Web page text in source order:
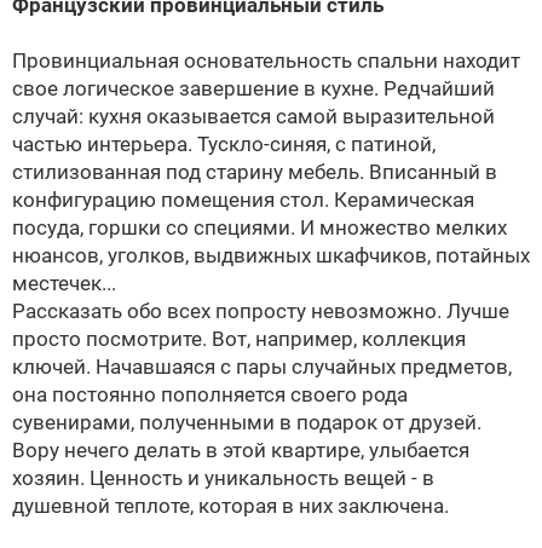
Французский провинциальный стиль
Провинциальная основательность спальни находит
свое логическое завершение в кухне. Редчайший
случай: кухня оказывается самой выразительной
частью интерьера. Тускло-синяя, с патиной,
стилизованная под старину мебель. Вписанный в
конфигурацию помещения стол. Керамическая
посуда, горшки со специями. И множество мелких
нюансов, уголков, выдвижных шкафчиков, потайных
местечек...
Рассказать обо всех попросту невозможно. Лучше
просто посмотрите. Вот, например, коллекция
ключей. Начавшаяся с пары случайных предметов,
она постоянно пополняется своего рода
сувенирами, полученными в подарок от друзей.
Вору нечего делать в этой квартире, улыбается
хозяин. Ценность и уникальность вещей - в
душевной теплоте, которая в них заключена.